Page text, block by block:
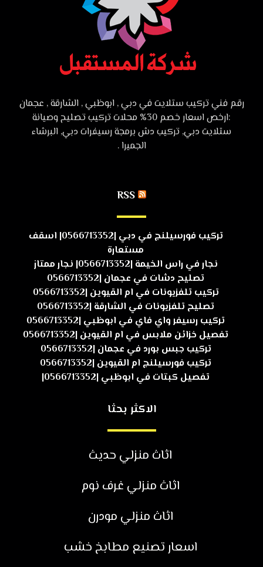
رقم فني تركيب ستلايت في دبي , ابوظبي , الشارقة , عجمان
:ارخص اسعار خصم 30% محلات تركيب تصليح وصيانة
ستلايت دبي, تركيب دش برمجة رسيفرات دبي, البرشاء
الجميرا .
RSS
تركيب فورسيلنج في دبي |0566713352| اسقف
مستعارة
نجار في راس الخيمة |0566713352| نجار ممتاز
تصليح دشات في عجمان |0566713352
تركيب تلفزيونات في ام القيوين |0566713352
تصليح تلفزيونات في الشارقة |0566713352
تركيب رسيفر واي فاي في ابوظبي |0566713352
تفصيل خزائن ملابس في ام القيوين |0566713352
تركيب جبس بورد في عجمان |0566713352
تركيب فورسيلنج ام القيوين |0566713352
تفصيل كبتات في ابوظبي |0566713352|
الاكثر بحثا
اثاث منزلي حديث
اثاث منزلي غرف نوم
اثاث منزلي مودرن
اسعار تصنيع مطابخ خشب